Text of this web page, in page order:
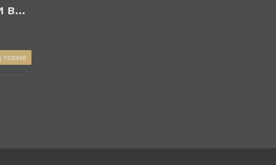
Концертно остварување со впечатлива умешност и вештина
повеќе